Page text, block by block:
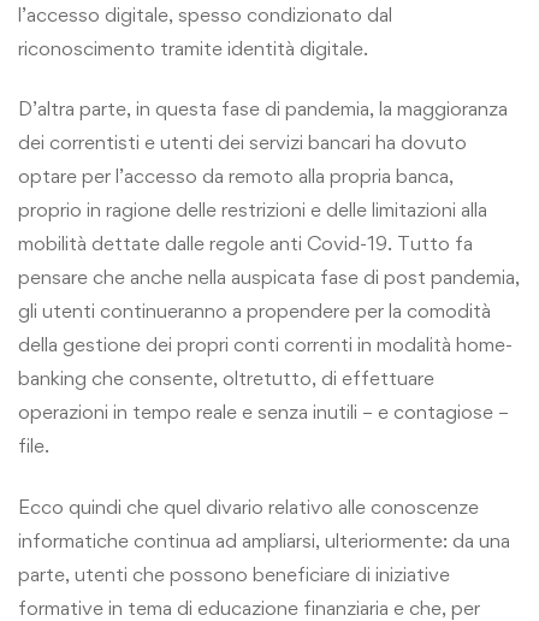
l’accesso digitale, spesso condizionato dal
riconoscimento tramite identità digitale.
D’altra parte, in questa fase di pandemia, la maggioranza
dei correntisti e utenti dei servizi bancari ha dovuto
optare per l’accesso da remoto alla propria banca,
proprio in ragione delle restrizioni e delle limitazioni alla
mobilità dettate dalle regole anti Covid-19. Tutto fa
pensare che anche nella auspicata fase di post pandemia,
gli utenti continueranno a propendere per la comodità
della gestione dei propri conti correnti in modalità home-
banking che consente, oltretutto, di effettuare
operazioni in tempo reale e senza inutili – e contagiose –
file.
Ecco quindi che quel divario relativo alle conoscenze
informatiche continua ad ampliarsi, ulteriormente: da una
parte, utenti che possono beneficiare di iniziative
formative in tema di educazione finanziaria e che, per